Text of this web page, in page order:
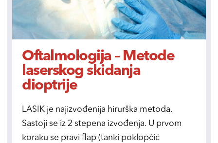
Oftalmologija – Metode
laserskog skidanja
dioptrije
LASIK je najizvođenija hirurška metoda.
Sastoji se iz 2 stepena izvođenja. U prvom
koraku se pravi flap (tanki poklopčić